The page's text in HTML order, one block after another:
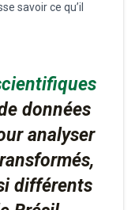
savoir ce qu’il
données
analyser
différents